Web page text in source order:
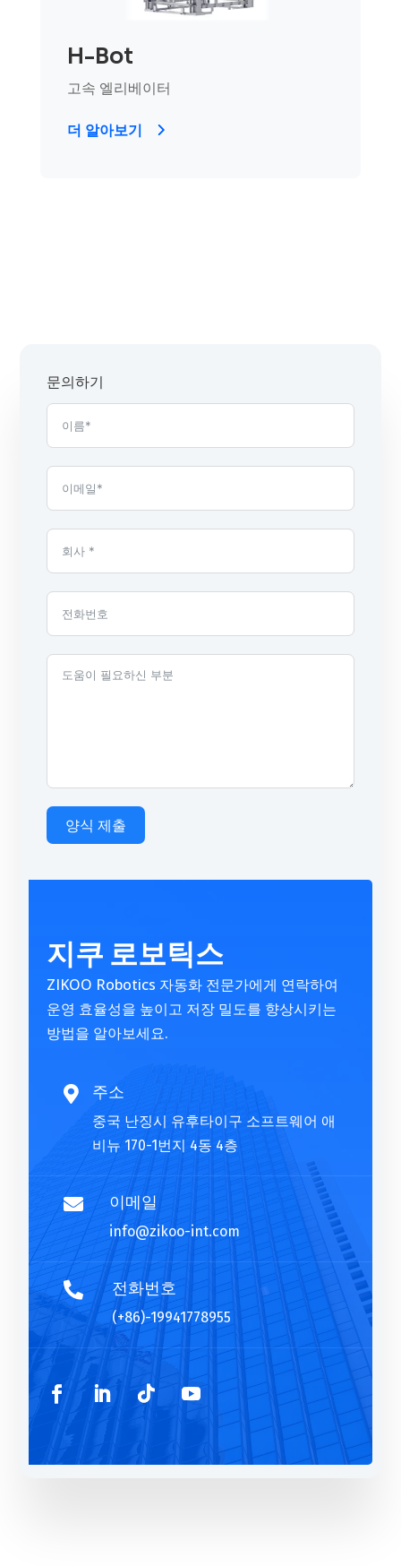
H-Bot
고속 엘리베이터
더 알아보기
문의하기
양식 제출
e
n
a
t
지쿠 로보틱스
ZIKOO Robotics 자동화 전문가에게 연락하여
운영 효율성을 높이고 저장 밀도를 향상시키는
방법을 알아보세요.
 주소
중국 난징시 유후타이구 소프트웨어 애
비뉴 170-1번지 4동 4층
 이메일
info@zikoo-int.com
 전화번호
(+86)-19941778955